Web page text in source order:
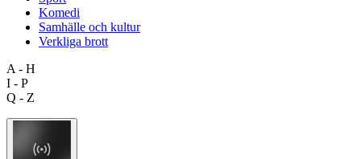
Komedi
Samhälle och kultur
Verkliga brott
A - H
I - P
Q - Z